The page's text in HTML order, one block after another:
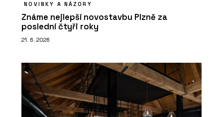
NOVINKY A NÁZORY
Známe nejlepší novostavbu Plzně za
poslední čtyři roky
21. 6. 2026